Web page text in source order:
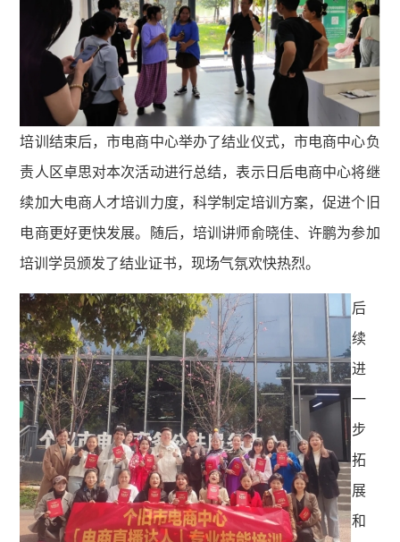
培训结束后，市电商中心举办了结业仪式，市电商中心负
责人区卓思对本次活动进行总结，表示日后电商中心将继
续加大电商人才培训力度，科学制定培训方案，促进个旧
电商更好更快发展。随后，培训讲师俞晓佳、许鹏为参加
培训学员颁发了结业证书，现场气氛欢快热烈。
后
续
进
一
步
拓
展
和